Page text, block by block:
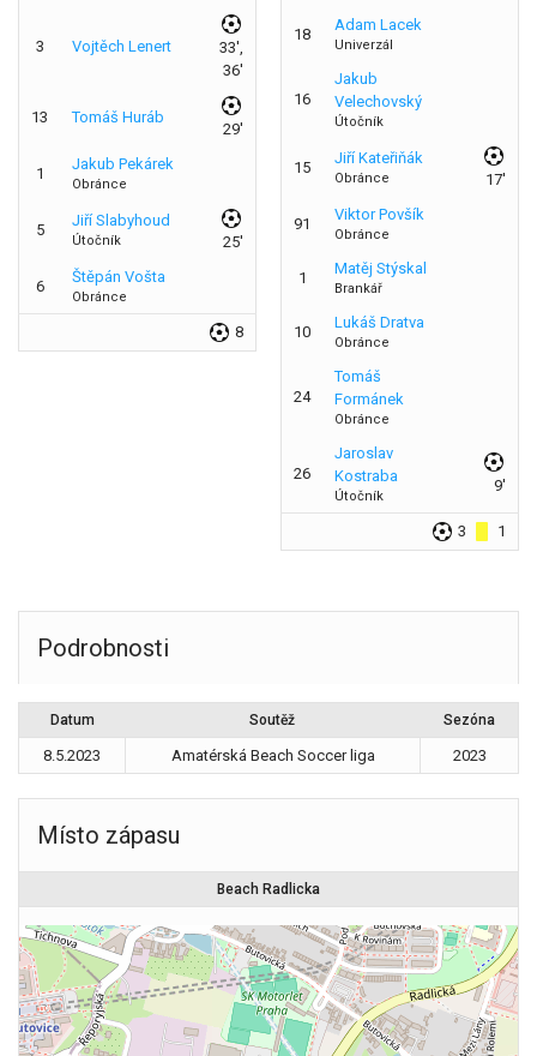
3 Vojtěch Lenert
33',
36'
13 Tomáš Huráb
29'
1
Jakub Pekárek
Obránce
5
Jiří Slabyhoud
Útočník 25'
6
Štěpán Vošta
Obránce
8
18
Adam Lacek
Univerzál
16
Jakub
Velechovský
Útočník
15
Jiří Kateřiňák
Obránce 17'
91
Viktor Povšík
Obránce
1
Matěj Stýskal
Brankář
10
Lukáš Dratva
Obránce
24
Tomáš
Formánek
Obránce
26
Jaroslav
Kostraba
Útočník
9'
3 1
Podrobnosti
Datum Soutěž Sezóna
8.5.2023 Amatérská Beach Soccer liga 2023
Místo zápasu
Beach Radlicka